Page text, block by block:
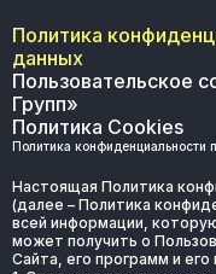
Политика
данных
Пользовательское
Групп»
Политика Сookies
Политика конфиденциальности
Настоящая Политика
(далее – Политика
всей информации,
может получить о
Сайта, его программ и